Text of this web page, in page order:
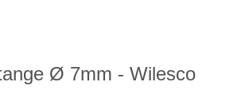
Ø 7mm - Wilesco